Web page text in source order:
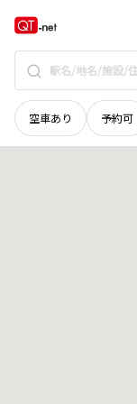
空車あり 予約可
北海道